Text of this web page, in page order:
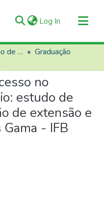
Log In (current)
Trabalhos de Conclusão de Curso (TCCs)
Graduação
no
estudo de
de extensão e
- IFB